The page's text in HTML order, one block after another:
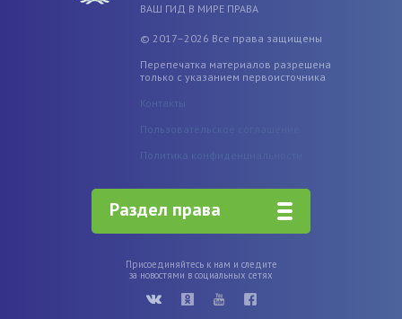
ВАШ ГИД В МИРЕ ПРАВА
© 2017–2026 Все права защищены
Перепечатка материалов разрешена
только с указанием первоисточника
Контакты
Пользовательское соглашение
Политика конфиденциальности
Раздел права
Присоединяйтесь к нам и следите
за новостями в социальных сетях